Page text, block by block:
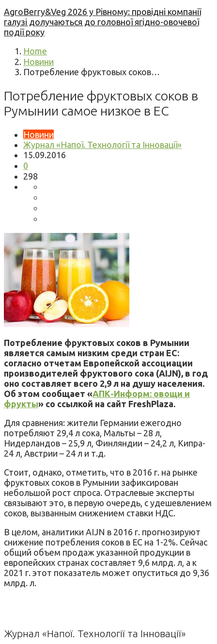
AgroBerry&Veg 2026 у Рівному: провідні компанії
галузі долучаються до головної ягідно-овочевої
події року
Home
Новини
Потребление фруктовых соков…
Потребление фруктовых соков в
Румынии самое низкое в ЕС
Новини
Журнал «Напої. Технології та Інновації»
15.09.2016
0
298
Потребление фруктовых соков в Румынии
является самым низким среди стран ЕС:
согласно отчетам Европейской ассоциации
производителей фруктового сока (AIJN), в год
оно составляет всего 2,9 л на душу населения.
Об этом сообщает «АПК-Информ: овощи и
фрукты» со ссылкой на сайт FreshPlaza.
Для сравнения: жители Германии ежегодно
потребляют 29,4 л сока, Мальты – 28 л,
Нидерландов – 25,9 л, Финляндии – 24,2 л, Кипра-
24 л, Австрии – 24 л и т.д.
Стоит, однако, отметить, что в 2016 г. на рынке
фруктовых соков в Румынии зафиксирован
небольшой рост спроса. Отраслевые эксперты
связывают это, в первую очередь, с удешевлением
соков, вызванным снижением ставки НДС.
В целом, аналитики AIJN в 2016 г. прогнозируют
снижение потребления соков в ЕС на 1-2%. Сейчас
общий объем продаж указанной продукции в
европейских странах составляет 9,6 млрд. л, а к
2021 г. этот показатель может опуститься до 9,36
млрд. л.
Журнал «Напої. Технології та Інновації»